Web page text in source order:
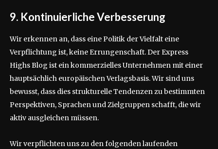
9. Kontinuierliche Verbesserung
Wir erkennen an, dass eine Politik der Vielfalt eine
Verpflichtung ist, keine Errungenschaft. Der Express
Highs Blog ist ein kommerzielles Unternehmen mit einer
hauptsächlich europäischen Verlagsbasis. Wir sind uns
bewusst, dass dies strukturelle Tendenzen zu bestimmten
Perspektiven, Sprachen und Zielgruppen schafft, die wir
aktiv ausgleichen müssen.
Wir verpflichten uns zu den folgenden laufenden